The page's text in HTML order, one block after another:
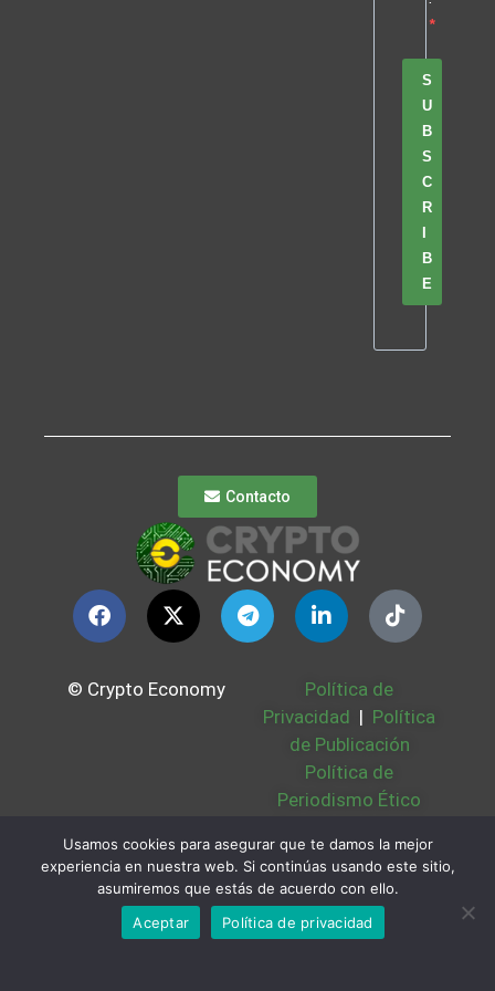
S
U
B
S
C
R
B
E
Contacto
© Crypto Economy
Política de
Privacidad | Política
de Publicación
Política de
Periodismo Ético
Bases Legales |
Partners | Sobre
Nosotros
Usamos cookies para asegurar que te damos la mejor
experiencia en nuestra web. Si continúas usando este sitio,
asumiremos que estás de acuerdo con ello.
Aceptar
Política de privacidad